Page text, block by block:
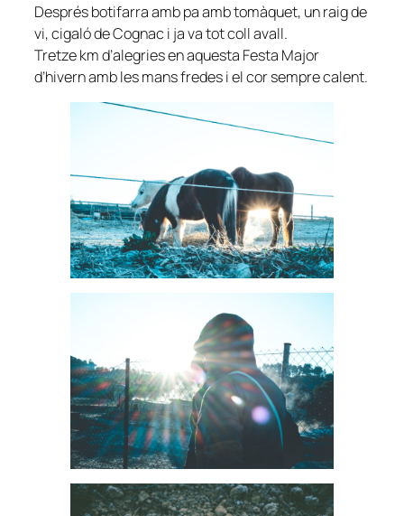
Després botifarra amb pa amb tomàquet, un raig de
vi, cigaló de Cognac i ja va tot coll avall.
Tretze km d’alegries en aquesta Festa Major
d’hivern amb les mans fredes i el cor sempre calent.